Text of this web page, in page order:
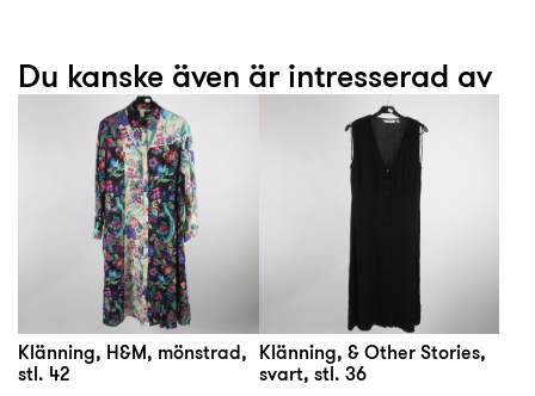
Du kanske även är intresserad av
Klänning, H&M, mönstrad,
stl. 42
Klänning, & Other Stories,
svart, stl. 36